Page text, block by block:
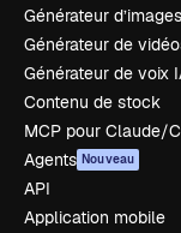
Générateur
Générateur de
Générateur de voix
Contenu de stock
MCP pour Claude/
Agents Nouveau
API
Application mobile